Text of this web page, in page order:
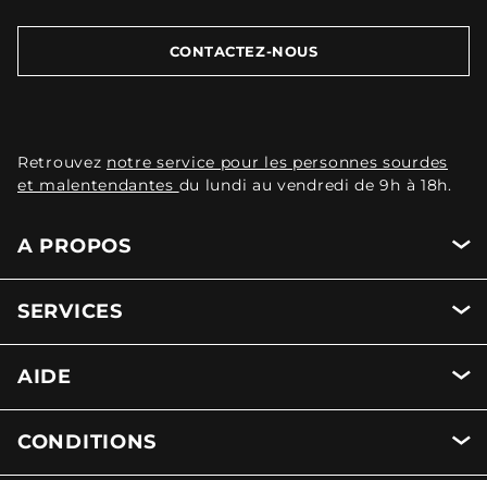
CONTACTEZ-NOUS
Retrouvez notre service pour les personnes sourdes
et malentendantes du lundi au vendredi de 9h à 18h.
A PROPOS
SERVICES
AIDE
CONDITIONS